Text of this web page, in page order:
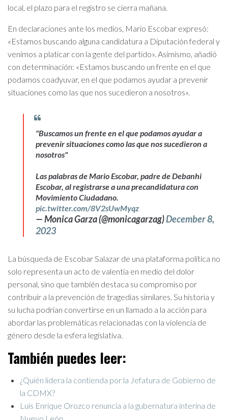
local, el plazo para el registro se cierra mañana.
En declaraciones ante los medios, Mario Escobar expresó:
«Estamos buscando alguna candidatura a Diputación federal y
venimos a platicar con la gente del partido». Asimismo, añadió
con determinación: «Estamos buscando un frente en el que
podamos coadyuvar, en el que podamos ayudar a prevenir
situaciones como las que nos sucedieron a nosotros».
"Buscamos un frente en el que podamos ayudar a
prevenir situaciones como las que nos sucedieron a
nosotros"
Las palabras de Mario Escobar, padre de Debanhi
Escobar, al registrarse a una precandidatura con
Movimiento Ciudadano.
pic.twitter.com/8V2sUwMyqz
— Monica Garza (@monicagarzag)December 8,
2023
La búsqueda de Escobar Salazar de una plataforma política no
solo representa un acto de valentía en medio del dolor
personal, sino que también destaca su compromiso por
contribuir a la prevención de tragedias similares. Su historia y
su lucha podrían convertirse en un llamado a la acción para
abordar las problemáticas relacionadas con la violencia de
género desde la esfera legislativa.
También puedes leer:
¿Quién lidera la contienda por la Jefatura de Gobierno de
la CDMX?
Luis Enrique Orozco renuncia a la gubernatura interina de
Nuevo León